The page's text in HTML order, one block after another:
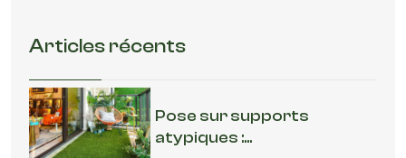
Articles récents
Pose sur supports
atypiques :...